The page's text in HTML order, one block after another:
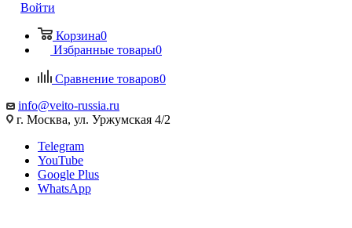
Войти
Корзина0
Избранные товары0
Сравнение товаров0
info@veito-russia.ru
г. Москва, ул. Уржумская 4/2
Telegram
YouTube
Google Plus
WhatsApp